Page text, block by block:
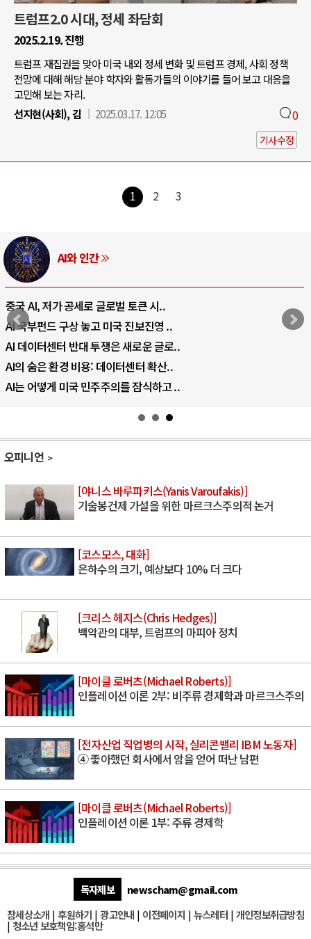
트럼프2.0 시대, 정세 좌담회
2025.2.19. 진행
트럼프 재집권을 맞아 미국 내외 정세 변화 및 트럼프 경제, 사회 정책
전망에 대해 해당 분야 학자와 활동가들의 이야기를 들어 보고 대응을
고민해 보는 자리.
선지현(사회), 김
2025.03.17. 12:05 0
기사수정
1 2 3
AI와 인간
중국 AI, 저가 공세로 글로벌 토큰 시..
AI 국부펀드 구상 놓고 미국 진보진영 ..
AI 데이터센터 반대 투쟁은 새로운 글로..
AI의 숨은 환경 비용: 데이터센터 확산..
AI는 어떻게 미국 민주주의를 잠식하고 ..
오피니언
[야니스 바루파키스(Yanis Varoufakis)]
기술봉건제 가설을 위한 마르크스주의적 논거
[코스모스, 대화]
은하수의 크기, 예상보다 10% 더 크다
[크리스 헤지스(Chris Hedges)]
백악관의 대부, 트럼프의 마피아 정치
[마이클 로버츠(Michael Roberts)]
인플레이션 이론 2부: 비주류 경제학과 마르크스주의
[전자산업 직업병의 시작, 실리콘밸리 IBM 노동자]
④ 좋아했던 회사에서 암을 얻어 떠난 남편
[마이클 로버츠(Michael Roberts)]
인플레이션 이론 1부: 주류 경제학
독자제보
newscham@gmail.com
참세상소개 | 후원하기 |광고안내 | 이전페이지 | 뉴스레터| 개인정보취급방침
| 청소년 보호책임:홍석만